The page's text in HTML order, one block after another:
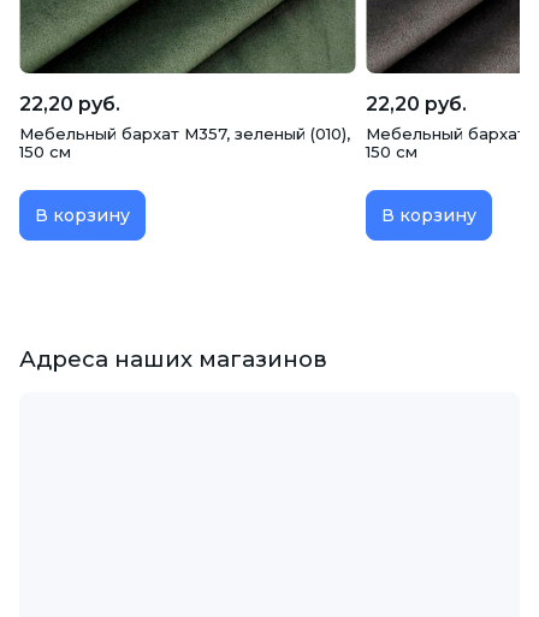
22,20 руб.
Мебельный бархат M357, зеленый (010),
150 см
В корзину
22,20 руб.
Мебельный бархат
150 см
В корзину
Адреса наших магазинов